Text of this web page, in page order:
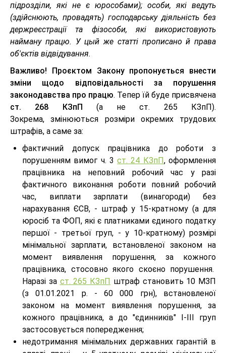
підрозділи, які не є юрособами); особи, які ведуть
(здійснюють, провадять) господарську діяльність без
держреєстрації та фізособи, які використовують
найману працю. У цый же статті прописано й права
об'єктів відвідування.
Важливо!
Проєктом Закону пропонується внести
зміни щодо відповідальності за порушення
законодавства про працю. Тепер їй буде присвячена
ст. 268 КЗпП (а не ст. 265 КЗпП).
Зокрема, змінюються розміри окремих трудових
штрафів, а саме за:
фактичний допуск працівника до роботи з
порушенням вимог ч. 3ст. 24 КЗпП, оформлення
працівника на неповний робочий час у разі
фактичного виконання роботи повний робочий
час, виплати зарплати (винагороди) без
нарахування ЄСВ, - штраф у 15-кратному (а для
юросіб та ФОП, які є платниками єдиного податку
першої - третьої груп, - у 10-кратному) розмірі
мінімальної зарплати, встановленої законом на
момент виявлення порушення, за кожного
працівника, стосовно якого скоєно порушення.
Наразі за ст. 265 КЗпП штраф становить 10 МЗП
(з 01.01.2021 р. - 60 000 грн), встановленої
законом на момент виявлення порушення, за
кожного працівника, а до "єдинників" І-ІІІ груп
застосовується попередження;
недотримання мінімальних державних гарантій в